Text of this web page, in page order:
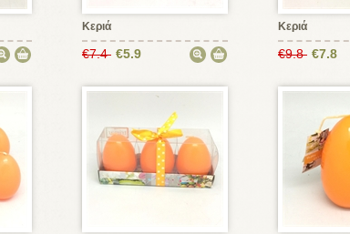
Κεριά
€7.4 €5.9
Κεριά
€9.8 €7.8